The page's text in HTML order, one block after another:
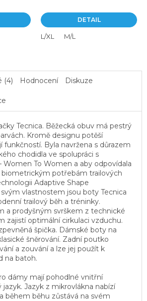
DETAIL
L/XL M/L
(4) Hodnocení Diskuze
Tecnica. Běžecká obuv má pestrý
Kromě designu potěší
funkčností. Byla navržena s důrazem
chodidla ve spolupráci s
Women To Women a aby odpovídala
potřebám trailových
Adaptive Shape
vlastnostem jsou boty Tecnica
trailový běh a tréninky.
a prodyšným svrškem z technické
zajistí optimální cirkulaci vzduchu.
špička. Dámské boty na
šněrování. Zadní poutko
a zouvání a lze jej použít k
na batoh.
dámy mají pohodlné vnitřní
jazyk. Jazyk z mikrovlákna nabízí
během běhu zůstává na svém